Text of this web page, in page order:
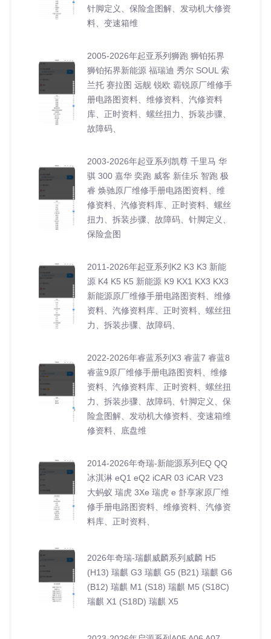
针脚定义、保险盒图解、发动机大修资
料、变速箱维
2005-2026年起亚系列狮跑 狮铂拓界
狮铂拓界新能源 福瑞迪 秀尔 SOUL 索
兰托 赛拉图 远舰 锐欧 霸锐原厂维修手
册电路图资料、维修资料、汽修资料
库、正时资料、螺丝扭力、拆装步骤、
故障码、
2003-2026年起亚系列凯尊 千里马 华
骐 300 嘉华 奕跑 威客 新佳乐 智跑 极
睿 焕驰原厂维修手册电路图资料、维
修资料、汽修资料库、正时资料、螺丝
扭力、拆装步骤、故障码、针脚定义、
保险盒图
2011-2026年起亚系列K2 K3 K3 新能
源 K4 K5 K5 新能源 K9 KX1 KX3 KX3
新能源原厂维修手册电路图资料、维修
资料、汽修资料库、正时资料、螺丝扭
力、拆装步骤、故障码、
2022-2026年睿蓝系列X3 睿蓝7 睿蓝8
睿蓝9原厂维修手册电路图资料、维修
资料、汽修资料库、正时资料、螺丝扭
力、拆装步骤、故障码、针脚定义、保
险盒图解、发动机大修资料、变速箱维
修资料、底盘维
2014-2026年奇瑞-新能源系列EQ QQ
冰淇淋 eQ1 eQ2 iCAR 03 iCAR V23
大蚂蚁 瑞虎 3Xe 瑞虎 e 舒享家原厂维
修手册电路图资料、维修资料、汽修资
料库、正时资料、
2026年奇瑞-瑞麒威麟系列威麟 H5
(H13) 瑞麒 G3 瑞麒 G5 (B21) 瑞麒 G6
(B12) 瑞麒 M1 (S18) 瑞麒 M5 (S18C)
瑞麒 X1 (S18D) 瑞麒 X5